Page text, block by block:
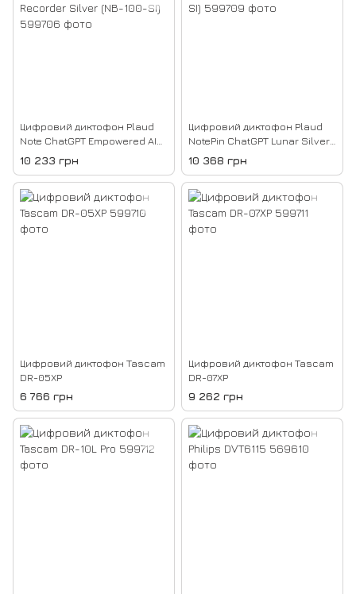
Цифровий диктофон Plaud
Note ChatGPT Empowered AI
Voice Recorder Silver (NB-
10 233 грн
Цифровий диктофон Plaud
NotePin ChatGPT Lunar Silver
(NP-64G-SI, PN0200-SI)
10 368 грн
Цифровий диктофон Tascam
DR-05XP
6 766 грн
Цифровий диктофон Tascam
DR-07XP
9 262 грн